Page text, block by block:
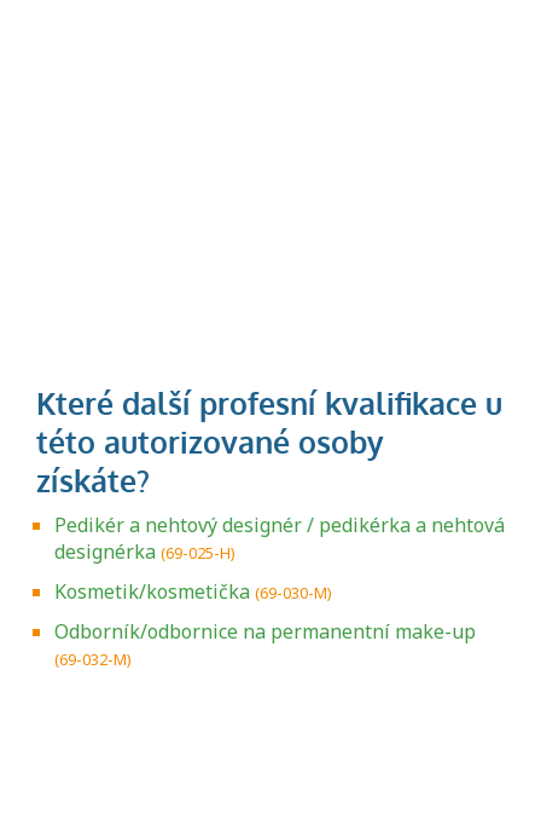
Pedikér a nehtový designér / pedikérka a nehtová
designérka (69-025-H)
Kosmetik/kosmetička (69-030-M)
Odborník/odbornice na permanentní make-up
(69-032-M)
Projděte si seznam profesních kvalifikací.